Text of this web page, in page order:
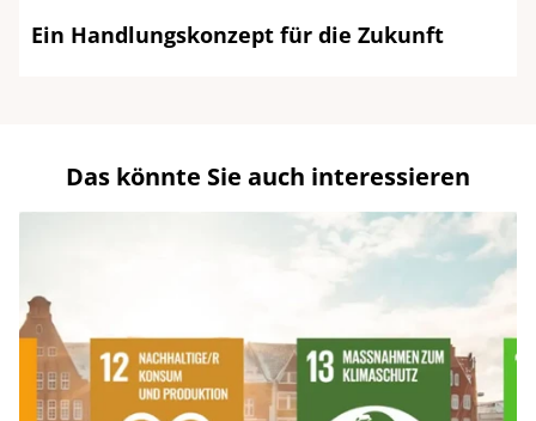
Ein Handlungskonzept für die Zukunft
Das könnte Sie auch interessieren